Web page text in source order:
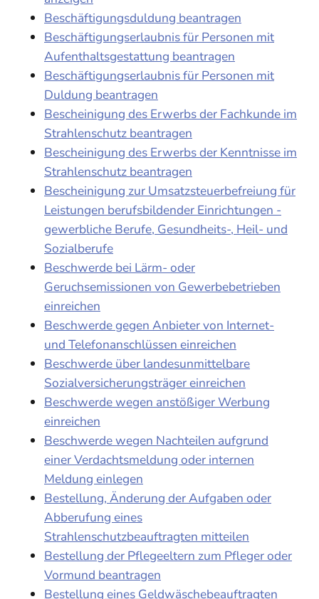
Beschäftigungsduldung beantragen
Beschäftigungserlaubnis für Personen mit
Aufenthaltsgestattung beantragen
Beschäftigungserlaubnis für Personen mit
Duldung beantragen
Bescheinigung des Erwerbs der Fachkunde im
Strahlenschutz beantragen
Bescheinigung des Erwerbs der Kenntnisse im
Strahlenschutz beantragen
Bescheinigung zur Umsatzsteuerbefreiung für
Leistungen berufsbildender Einrichtungen -
gewerbliche Berufe, Gesundheits-, Heil- und
Sozialberufe
Beschwerde bei Lärm- oder
Geruchsemissionen von Gewerbebetrieben
einreichen
Beschwerde gegen Anbieter von Internet-
und Telefonanschlüssen einreichen
Beschwerde über landesunmittelbare
Sozialversicherungsträger einreichen
Beschwerde wegen anstößiger Werbung
einreichen
Beschwerde wegen Nachteilen aufgrund
einer Verdachtsmeldung oder internen
Meldung einlegen
Bestellung, Änderung der Aufgaben oder
Abberufung eines
Strahlenschutzbeauftragten mitteilen
Bestellung der Pflegeeltern zum Pfleger oder
Vormund beantragen
Bestellung eines Geldwäschebeauftragten